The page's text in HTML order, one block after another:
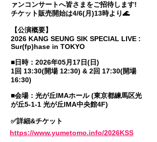
ァンコンサートへ皆さまをご招待します!
チケット販売開始は4/6(月)13時より🌊
【公演概要】
2026 KANG SEUNG SIK SPECIAL LIVE :
Sur(fp)hase in TOKYO
■日時：2026年05月17日(日)
1回 13:30(開場 12:30) & 2回 17:30(開場
16:30)
■会場：光が丘IMAホール (東京都練馬区光
が丘5-1-1 光が丘IMA中央館4F)
✅詳細&チケット
https://www.yumetomo.info/2026KSS